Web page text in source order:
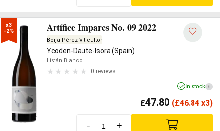
x3
-2%
Artífice Impares No. 09 2022
Borja Pérez Viticultor
Ycoden-Daute-Isora (Spain)
Listán Blanco
0 reviews
In stock i
£47.80 (£46.84 x3)
- +